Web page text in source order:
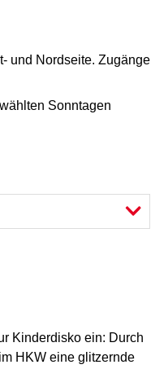
und Nordseite. Zugänge
Sonntagen
Kinderdisko ein: Durch
HKW eine glitzernde